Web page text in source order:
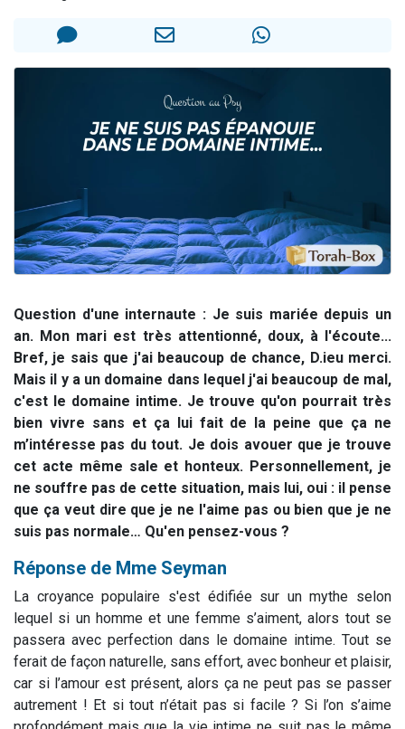
Il reste 49 places pour étudier en groupe sur Zoom
12 nouvelles musiques dans Torah-Box Music
Question d'une internaute : Je suis mariée depuis un
an. Mon mari est très attentionné, doux, à l'écoute...
Bref, je sais que j'ai beaucoup de chance, D.ieu merci.
Mais il y a un domaine dans lequel j'ai beaucoup de mal,
c'est le domaine intime. Je trouve qu'on pourrait très
bien vivre sans et ça lui fait de la peine que ça ne
m’intéresse pas du tout. Je dois avouer que je trouve
cet acte même sale et honteux. Personnellement, je
ne souffre pas de cette situation, mais lui, oui : il pense
que ça veut dire que je ne l'aime pas ou bien que je ne
suis pas normale… Qu'en pensez-vous ?
Réponse de Mme Seyman
La croyance populaire s'est édifiée sur un mythe selon
lequel si un homme et une femme s’aiment, alors tout se
passera avec perfection dans le domaine intime. Tout se
ferait de façon naturelle, sans effort, avec bonheur et plaisir,
car si l’amour est présent, alors ça ne peut pas se passer
autrement ! Et si tout n’était pas si facile ? Si l’on s’aime